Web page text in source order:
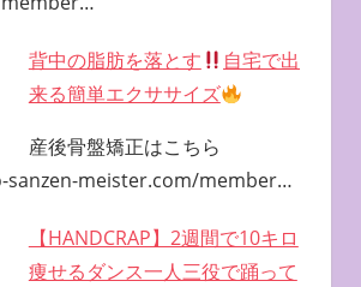
背中の脂肪を落とす
自宅で出
来る簡単エクササイズ
産後骨盤矯正はこちら
sanzen-meister.com/member…
【HANDCRAP】2週間で10キロ
痩せるダンス一人三役で踊って